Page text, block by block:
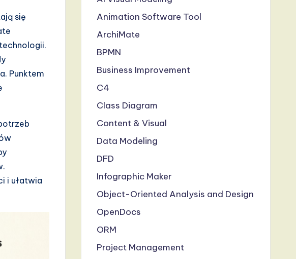
się
Punktem
i ułatwia
Animation Software Tool
ArchiMate
BPMN
Business Improvement
C4
Class Diagram
Content & Visual
Data Modeling
DFD
Infographic Maker
Object-Oriented Analysis and Design
OpenDocs
ORM
Project Management